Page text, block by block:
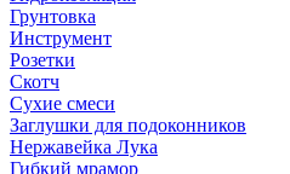
Грунтовка
Инструмент
Розетки
Скотч
Сухие смеси
Заглушки для подоконников
Нержавейка Лука
Гибкий мрамор